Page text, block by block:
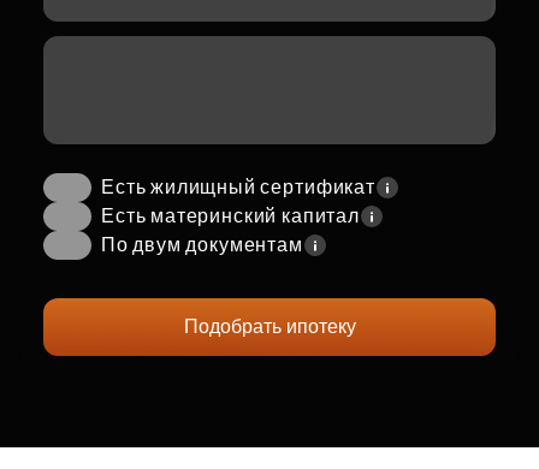
Есть жилищный сертификат
Есть материнский капитал
По двум документам
Подобрать ипотеку